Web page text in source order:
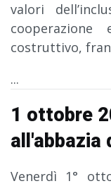
valori
costruttivo,
...
1 ottobre
all'abbazia
Venerdì 1°